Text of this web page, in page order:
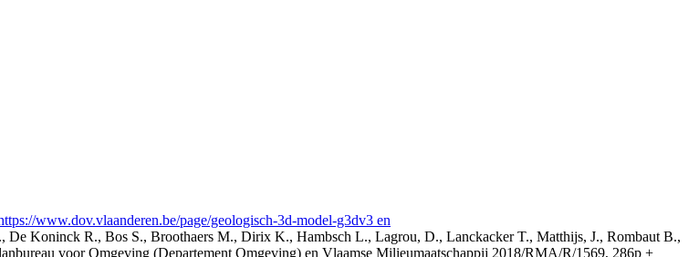
www.dov.vlaanderen.be/page/geologisch-3d-model-g3dv3 en
De Koninck R., Bos S., Broothaers M., Dirix K., Hambsch L., Lagrou, D., Lanckacker T., Matthijs, J., Rombaut B.,
voor Omgeving (Departement Omgeving) en Vlaamse Milieumaatschappij 2018/RMA/R/1569, 286p +